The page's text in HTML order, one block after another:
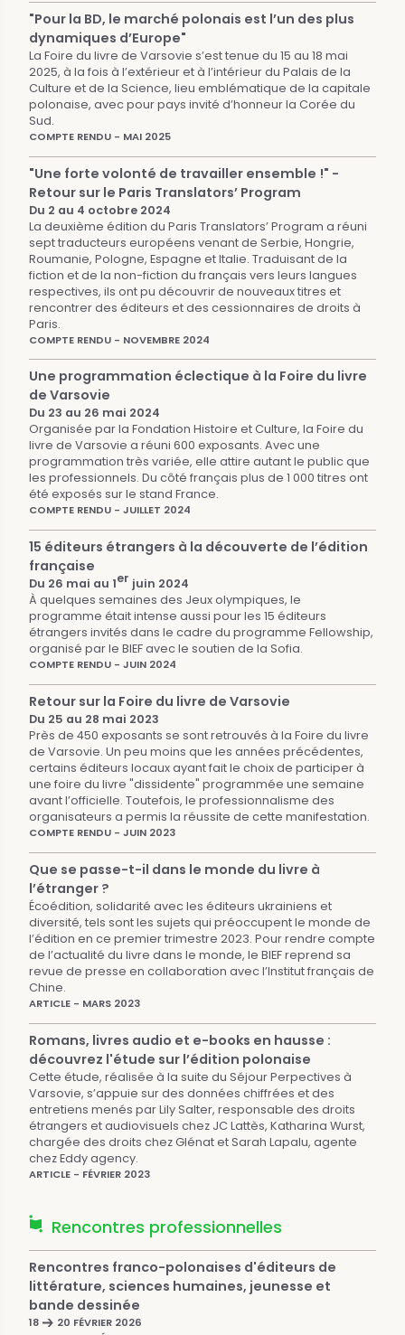
"Pour la BD, le marché polonais est l’un des plus
dynamiques d’Europe"
La Foire du livre de Varsovie s’est tenue du 15 au 18 mai
2025, à la fois à l’extérieur et à l’intérieur du Palais de la
Culture et de la Science, lieu emblématique de la capitale
polonaise, avec pour pays invité d’honneur la Corée du
Sud.
COMPTE RENDU - MAI 2025
"Une forte volonté de travailler ensemble !" -
Retour sur le Paris Translators’ Program
Du 2 au 4 octobre 2024
La deuxième édition du Paris Translators’ Program a réuni
sept traducteurs européens venant de Serbie, Hongrie,
Roumanie, Pologne, Espagne et Italie. Traduisant de la
fiction et de la non-fiction du français vers leurs langues
respectives, ils ont pu découvrir de nouveaux titres et
rencontrer des éditeurs et des cessionnaires de droits à
Paris.
COMPTE RENDU - NOVEMBRE 2024
Une programmation éclectique à la Foire du livre
de Varsovie
Du 23 au 26 mai 2024
Organisée par la Fondation Histoire et Culture, la Foire du
livre de Varsovie a réuni 600 exposants. Avec une
programmation très variée, elle attire autant le public que
les professionnels. Du côté français plus de 1 000 titres ont
été exposés sur le stand France.
COMPTE RENDU - JUILLET 2024
15 éditeurs étrangers à la découverte de l’édition
française
Du 26 mai au 1er juin 2024
À quelques semaines des Jeux olympiques, le
programme était intense aussi pour les 15 éditeurs
étrangers invités dans le cadre du programme Fellowship,
organisé par le BIEF avec le soutien de la Sofia.
COMPTE RENDU - JUIN 2024
Retour sur la Foire du livre de Varsovie
Du 25 au 28 mai 2023
Près de 450 exposants se sont retrouvés à la Foire du livre
de Varsovie. Un peu moins que les années précédentes,
certains éditeurs locaux ayant fait le choix de participer à
une foire du livre "dissidente" programmée une semaine
avant l’officielle. Toutefois, le professionnalisme des
organisateurs a permis la réussite de cette manifestation.
COMPTE RENDU - JUIN 2023
Que se passe-t-il dans le monde du livre à
l’étranger ?
Écoédition, solidarité avec les éditeurs ukrainiens et
diversité, tels sont les sujets qui préoccupent le monde de
l’édition en ce premier trimestre 2023. Pour rendre compte
de l’actualité du livre dans le monde, le BIEF reprend sa
revue de presse en collaboration avec l’Institut français de
Chine.
ARTICLE - MARS 2023
Romans, livres audio et e-books en hausse :
découvrez l'étude sur l’édition polonaise
Cette étude, réalisée à la suite du Séjour Perpectives à
Varsovie, s’appuie sur des données chiffrées et des
entretiens menés par Lily Salter, responsable des droits
étrangers et audiovisuels chez JC Lattès, Katharina Wurst,
chargée des droits chez Glénat et Sarah Lapalu, agente
chez Eddy agency.
ARTICLE - FÉVRIER 2023
Rencontres professionnelles
Rencontres franco-polonaises d'éditeurs de
littérature, sciences humaines, jeunesse et
bande dessinée
18
20 FÉVRIER 2026